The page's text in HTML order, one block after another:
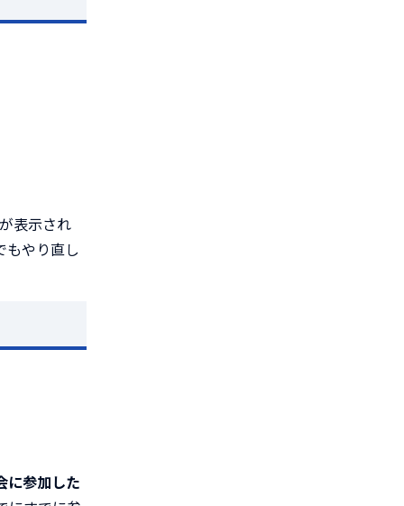
表示され
もやり直し
に参加した